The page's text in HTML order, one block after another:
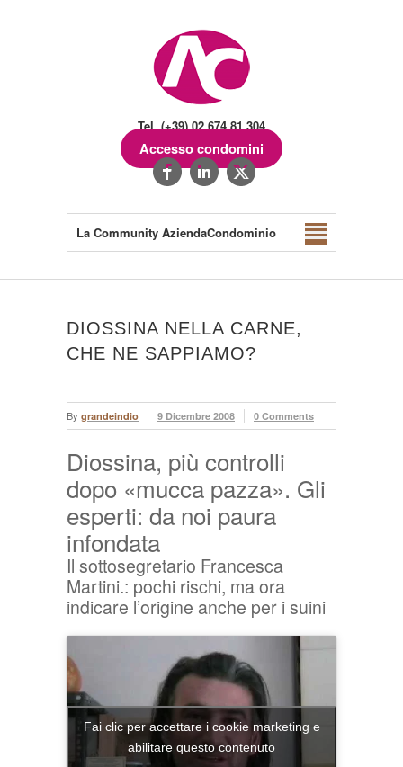
Tel. (+39) 02.674.81.304
Accesso condomini
La Community AziendaCondominio
DIOSSINA NELLA CARNE,
CHE NE SAPPIAMO?
By grandeindio 9 Dicembre 2008 0 Comments
Diossina, più controlli
dopo «mucca pazza». Gli
esperti: da noi paura
infondata
Il sottosegretario Francesca
Martini.: pochi rischi, ma ora
indicare l’origine anche per i suini
Fai clic per accettare i cookie marketing e
abilitare questo contenuto